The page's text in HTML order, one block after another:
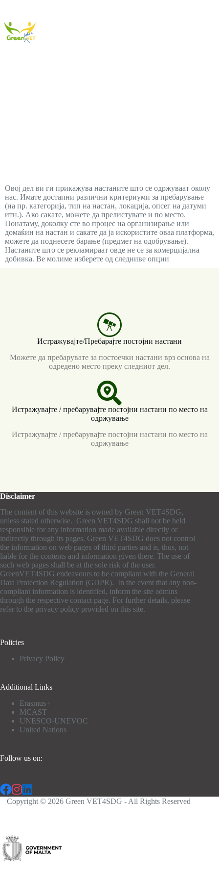
Овој дел ви ги прикажува настаните што се одржуваат околу
нас. Имате достапни различни критериуми за пребарување
(на пр. категорија, тип на настан, локација, опсег на датуми
итн.). Ако сакате, можете да прелистувате и по место.
Понатаму, доколку сте во процес на организирање или
домаќин на настан и сакате да ја искористите оваа платформа,
можете да поднесете барање (предмет на одобрување).
Настаните што се рекламираат овде не се за комерцијална
добивка. Ве молиме изберете од следниве опции
Истражувајте/Пребарајте постојни настани
Можете да пребарувате за постоечки настани врз основа на
одредено место преку следниот дел.
Истражувајте / пребарувајте постојни настани по место на
одржување
Истражувајте / пребарувајте постојни настани по место на
одржување
Disclaimer
The content of this website is owned by Green VET4SDG,
unless stated otherwise. Green VET4SDG shall not be held
responsible for any information made available directly or
indirectly through its pages. Green VET4SDG does not control
the information on web pages of third parties and is, thus, not
liable for the contents and information given there. The use of
such web pages shall be at the sole risk of the user.
GreenVET4SDG endeavours to be compliant with the General
Data Protection Regulation (GDPR). In the event that any non-
compliant information is identified, inform the site admins
through the respective contact page. For further details, please
refer to the privacy policy provided on this site.
Policies
Privacy Policy
Additional Links
Erasmus+
MCAST
UNESCO-UNEVOC
United Nations
Follow us on:
Copyright © 2026 Green VET4SDG - All Rights Reserved